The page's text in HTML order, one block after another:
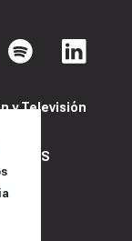
y Televisión